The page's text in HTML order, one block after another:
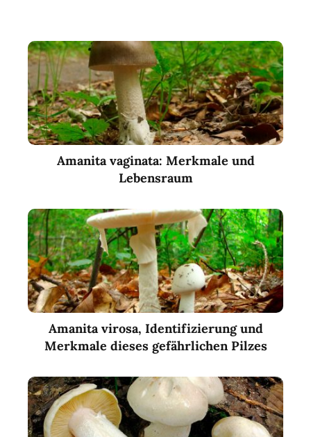
Amanita vaginata: Merkmale und
Lebensraum
Amanita virosa, Identifizierung und
Merkmale dieses gefährlichen Pilzes